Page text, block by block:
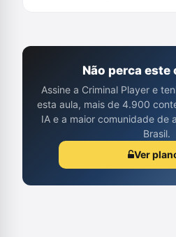
Não perca este
Assine a Criminal Player e
esta aula, mais de 4.900
IA e a maior comunidade de
Brasil.
Ver